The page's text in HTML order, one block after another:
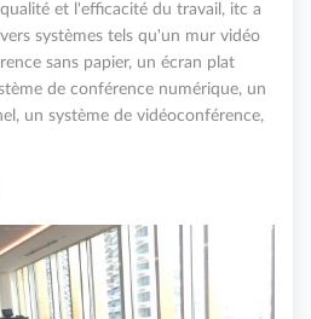
et l'efficacité du travail, itc a
systèmes tels qu'un mur vidéo
sans papier, un écran plat
de conférence numérique, un
un système de vidéoconférence,